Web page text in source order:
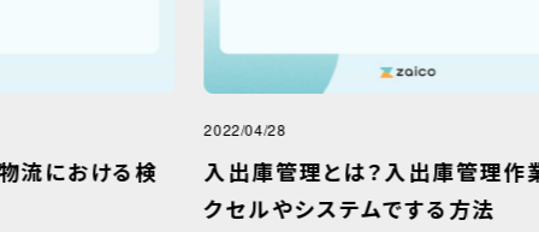
入出庫管理とは？入出庫管理作業をエ
クセルやシステムでする方法
ク